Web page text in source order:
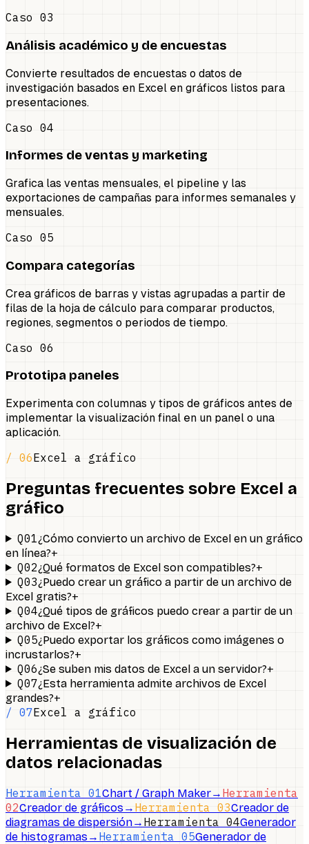
Caso 03
Análisis académico y de encuestas
Convierte resultados de encuestas o datos de
investigación basados en Excel en gráficos listos para
presentaciones.
Caso 04
Informes de ventas y marketing
Grafica las ventas mensuales, el pipeline y las
exportaciones de campañas para informes semanales y
mensuales.
Caso 05
Compara categorías
Crea gráficos de barras y vistas agrupadas a partir de
filas de la hoja de cálculo para comparar productos,
regiones, segmentos o periodos de tiempo.
Caso 06
Prototipa paneles
Experimenta con columnas y tipos de gráficos antes de
implementar la visualización final en un panel o una
aplicación.
/ 06Excel a gráfico
Preguntas frecuentes sobre Excel a
gráfico
Q01¿Cómo convierto un archivo de Excel en un gráfico
en línea?+
Q02¿Qué formatos de Excel son compatibles?+
Q03¿Puedo crear un gráfico a partir de un archivo de
Excel gratis?+
Q04¿Qué tipos de gráficos puedo crear a partir de un
archivo de Excel?+
Q05¿Puedo exportar los gráficos como imágenes o
incrustarlos?+
Q06¿Se suben mis datos de Excel a un servidor?+
Q07¿Esta herramienta admite archivos de Excel
grandes?+
/ 07Excel a gráfico
Herramientas de visualización de
datos relacionadas
Herramienta 01Chart / Graph Maker→ Herramienta
02Creador de gráficos → Herramienta 03Creador de
diagramas de dispersión→ Herramienta 04Generador
de histogramas → Herramienta 05Generador de